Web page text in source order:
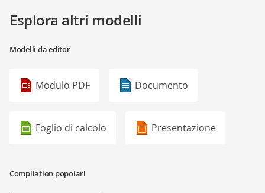
Esplora altri modelli
Modelli da editor
Modulo PDF Documento
Foglio di calcolo Presentazione
Compilation popolari